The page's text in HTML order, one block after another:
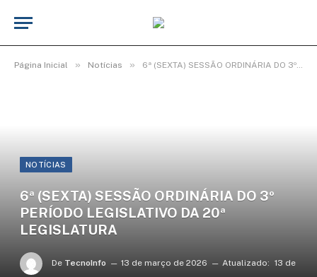
Página Inicial » Notícias » 6ª (SEXTA) SESSÃO ORDINÁRIA DO 3º PERÍODO LEGISLATIVO DA 20ª LEGISLATURA
NOTÍCIAS
6ª (SEXTA) SESSÃO ORDINÁRIA DO 3º
PERÍODO LEGISLATIVO DA 20ª
LEGISLATURA
De TecnoInfo 13 de março de 2026 Atualizado: 13 de